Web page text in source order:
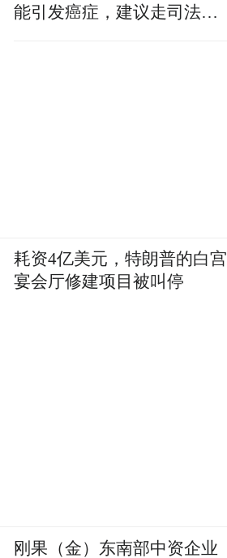
能引发癌症，建议走司法途
耗资4亿美元，特朗普的白宫
宴会厅修建项目被叫停
刚果（金）东南部中资企业